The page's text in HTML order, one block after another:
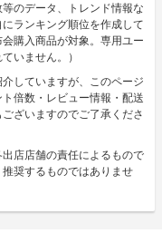
のデータ、トレンド情報な
ランキング順位を作成して
購入商品が対象。専用ユー
いません。）
していますが、このページ
倍数・レビュー情報・配送
ざいますのでご了承くださ
店店舗の責任によるもので
奨するものではありませ